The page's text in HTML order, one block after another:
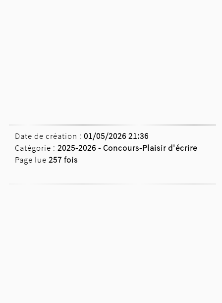
Date de création : 01/05/2026 21:36
Catégorie : 2025-2026 -Concours-Plaisir d'écrire
Page lue 257 fois